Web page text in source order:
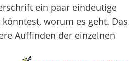
ein paar eindeutige
worum es geht. Das
Auffinden der einzelnen